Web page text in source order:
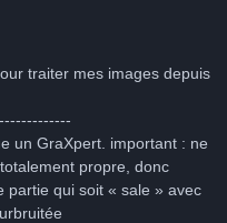
traiter mes images depuis
un GraXpert. important : ne
propre, donc
partie qui soit « sale » avec